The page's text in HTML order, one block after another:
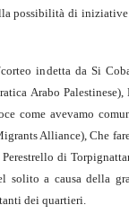
possibilità di
indetta da Si
Arabo
come avevamo
Alliance), Che
di
a causa della
dei quartieri.